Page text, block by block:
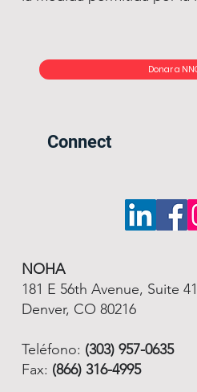
Donar a
Connect
NOHA
181 E 56th Avenue, Suite
Denver, CO 80216
Teléfono: (303) 957-0635
Fax: (866) 316-4995